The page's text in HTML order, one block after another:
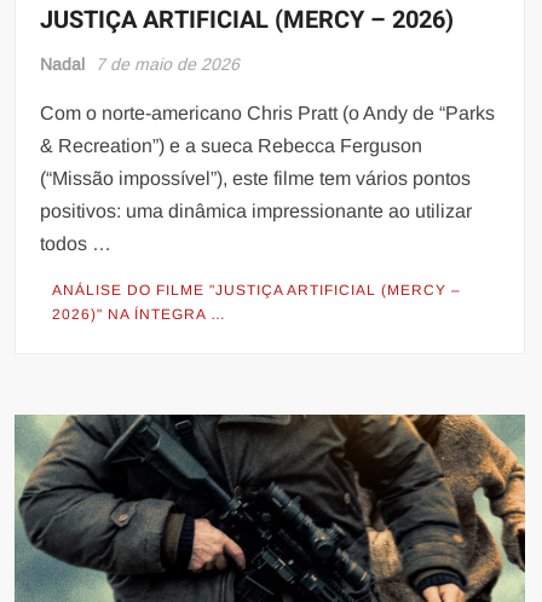
JUSTIÇA ARTIFICIAL (MERCY – 2026)
Nadal 7 de maio de 2026
Com o norte-americano Chris Pratt (o Andy de “Parks
& Recreation”) e a sueca Rebecca Ferguson
(“Missão impossível”), este filme tem vários pontos
positivos: uma dinâmica impressionante ao utilizar
todos …
ANÁLISE DO FILME "JUSTIÇA ARTIFICIAL (MERCY –
2026)" NA ÍNTEGRA …